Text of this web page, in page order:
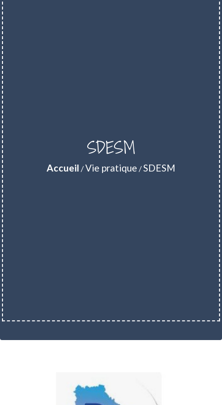
SDESM
Accueil /Vie pratique /SDESM